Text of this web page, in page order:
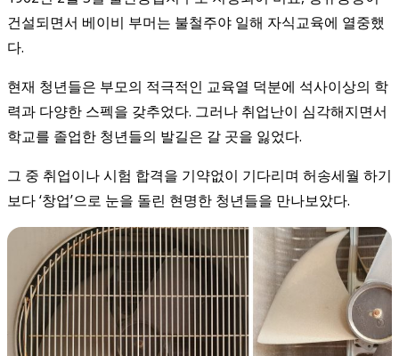
건설되면서 베이비 부머는 불철주야 일해 자식교육에 열중했
다.
현재 청년들은 부모의 적극적인 교육열 덕분에 석사이상의 학
력과 다양한 스펙을 갖추었다. 그러나 취업난이 심각해지면서
학교를 졸업한 청년들의 발길은 갈 곳을 잃었다.
그 중 취업이나 시험 합격을 기약없이 기다리며 허송세월 하기
보다 ‘창업’으로 눈을 돌린 현명한 청년들을 만나보았다.